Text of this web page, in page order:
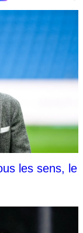
les sens, le